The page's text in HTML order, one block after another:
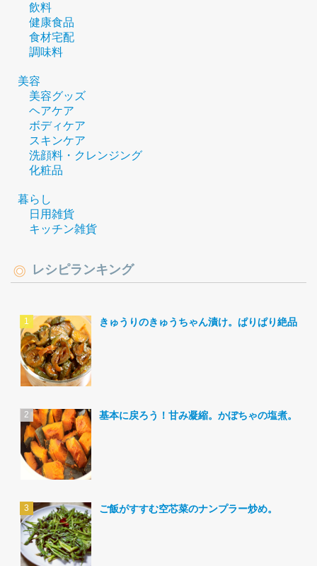
飲料
健康食品
食材宅配
調味料
美容
美容グッズ
ヘアケア
ボディケア
スキンケア
洗顔料・クレンジング
化粧品
暮らし
日用雑貨
キッチン雑貨
レシピランキング
きゅうりのきゅうちゃん漬け。ぱりぱり絶品。
基本に戻ろう！甘み凝縮。かぼちゃの塩煮。
ご飯がすすむ空芯菜のナンプラー炒め。